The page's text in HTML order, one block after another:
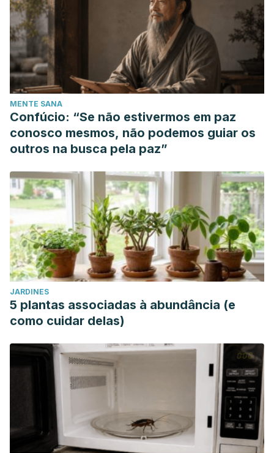
MENTE SANA
Confúcio: “Se não estivermos em paz
conosco mesmos, não podemos guiar os
outros na busca pela paz”
JARDINES
5 plantas associadas à abundância (e
como cuidar delas)